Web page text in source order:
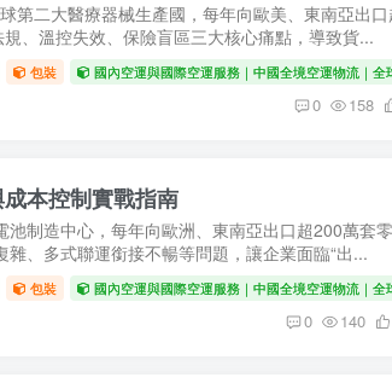
第二大醫療器械生產國，每年向歐美、東南亞出口
、溫控失效、保險盲區三大核心痛點，導致貨...
包裝 國內空運與國際空運服務｜中國全境空運物流｜全
0 158
本控制實戰指南
制造中心，每年向歐洲、東南亞出口超200萬套
、多式聯運銜接不暢等問題，讓企業面臨“出...
包裝 國內空運與國際空運服務｜中國全境空運物流｜全
0 140